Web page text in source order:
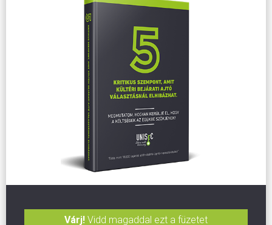
Várj! Vidd magaddal ezt a füzetet